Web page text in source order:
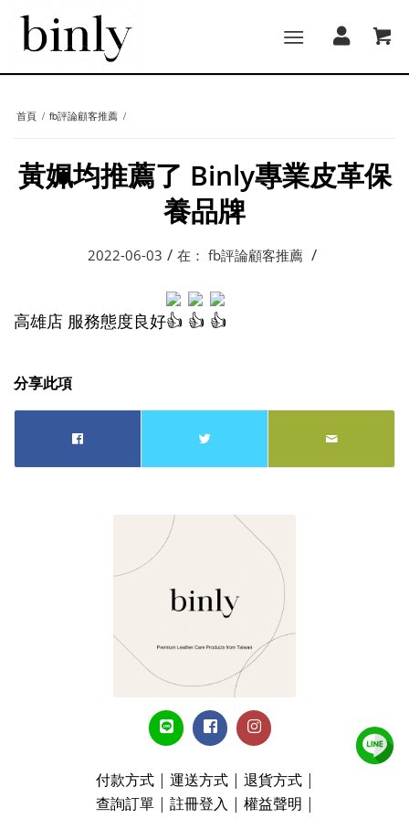
首頁 / fb評論顧客推薦 /
黃姵均推薦了 Binly專業皮革保
養品牌
2022-06-03 / 在： fb評論顧客推薦 /
高雄店 服務態度良好
分享此項
付款方式| 運送方式| 退貨方式|
查詢訂單| 註冊登入 | 權益聲明 |